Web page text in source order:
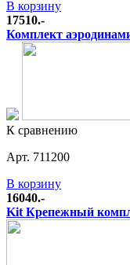
В корзину
17510.-
Комплект
К сравнению
Арт. 711200
В корзину
16040.-
Kit Крепежный